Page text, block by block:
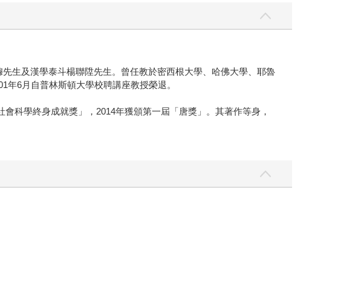
生及漢學泰斗楊聯陞先生。曾任教於密西根大學、哈佛大學、耶魯
6月自普林斯頓大學校聘講座教授榮退。
科學終身成就獎」，2014年獲頒第一屆「唐獎」。其著作等身，